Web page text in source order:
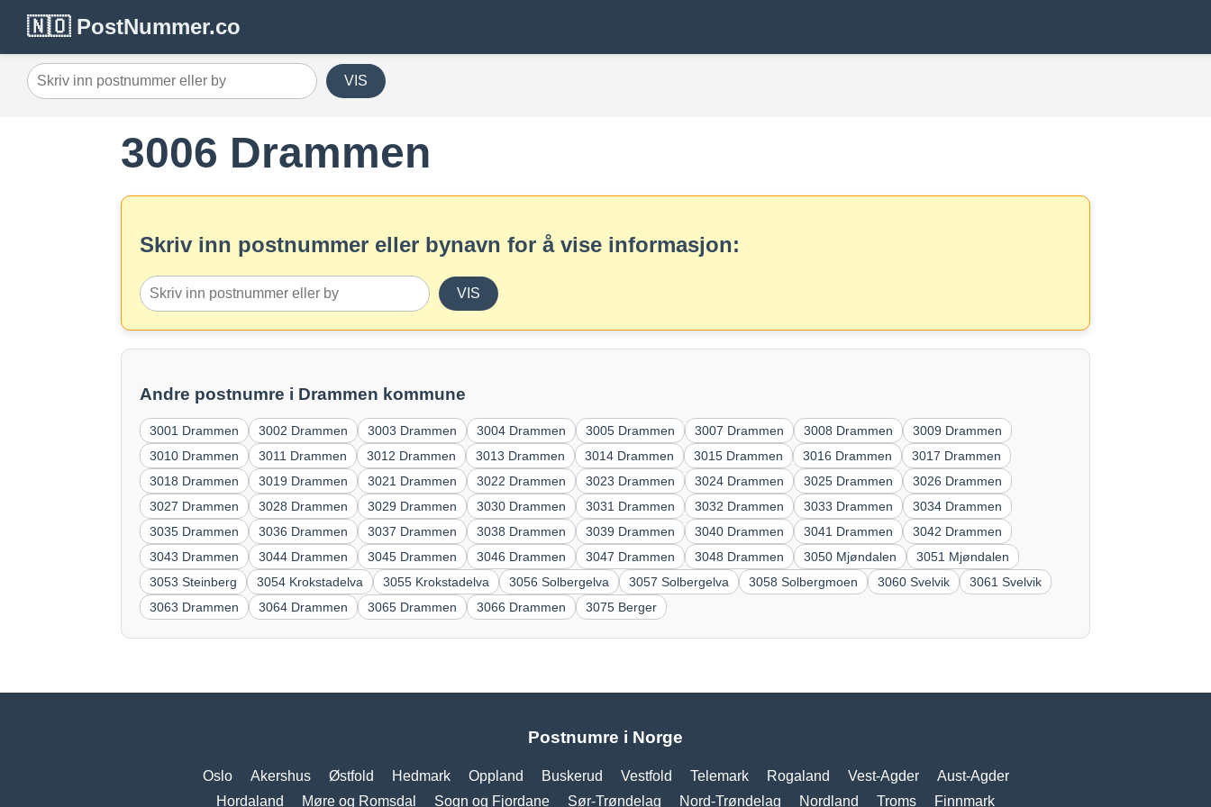
🇳🇴 PostNummer.co
VIS
3006 Drammen
Skriv inn postnummer eller bynavn for å vise informasjon:
VIS
Andre postnumre i Drammen kommune
3001 Drammen 3002 Drammen 3003 Drammen 3004 Drammen 3005 Drammen 3007 Drammen 3008 Drammen
3009 Drammen
3010 Drammen
3011 Drammen 3012 Drammen 3013 Drammen 3014 Drammen 3015 Drammen 3016 Drammen
3017 Drammen
3018 Drammen
3019 Drammen 3021 Drammen 3022 Drammen 3023 Drammen 3024 Drammen 3025 Drammen
3026 Drammen
3027 Drammen
3028 Drammen 3029 Drammen 3030 Drammen 3031 Drammen 3032 Drammen 3033 Drammen
3034 Drammen
3035 Drammen
3036 Drammen 3037 Drammen 3038 Drammen 3039 Drammen 3040 Drammen 3041 Drammen
3042 Drammen
3043 Drammen
3044 Drammen 3045 Drammen 3046 Drammen 3047 Drammen 3048 Drammen 3050 Mjøndalen
3051 Mjøndalen
3053 Steinberg
3054 Krokstadelva 3055 Krokstadelva 3056 Solbergelva 3057 Solbergelva 3058 Solbergmoen 3060 Svelvik
3061 Svelvik
3063 Drammen
3064 Drammen 3065 Drammen 3066 Drammen 3075 Berger
Postnumre i Norge
Oslo Akershus Østfold Hedmark Oppland Buskerud Vestfold Telemark Rogaland Vest-Agder
Aust-Agder
Hordaland
Møre og Romsdal Sogn og Fjordane Sør-Trøndelag Nord-Trøndelag Nordland Troms Finnmark